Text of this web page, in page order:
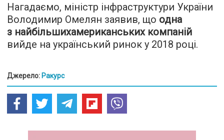
Нагадаємо, міністр інфраструктури України
Володимир Омелян заявив, що одна
з найбільшихамериканських компаній
вийде на український ринок у 2018 році.
Джерело: Ракурс